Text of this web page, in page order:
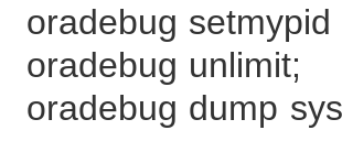
oradebug setmypid
oradebug unlimit;
oradebug dump